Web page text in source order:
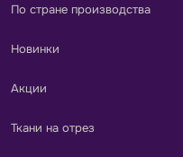
По стране производства
Новинки
Акции
Ткани на отрез